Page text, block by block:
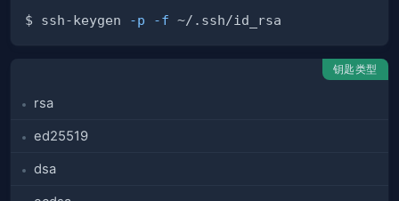
$ ssh-keygen -p -f
钥匙类型
rsa
ed25519
dsa